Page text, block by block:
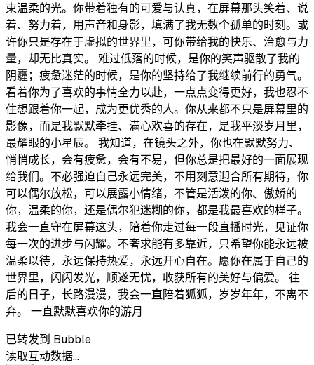
束温柔的光。你带着独有的可爱与认真，在屏幕那头笑着、说
着、努力着，用声音和身影，填满了我无数个孤单的时刻。或
许你只是存在于虚拟的世界里，可你带给我的快乐、治愈与力
量，却无比真实。 难过低落的时候，是你的笑声驱散了我的
阴霾；疲惫迷茫的时候，是你的坚持给了我继续前行的勇气。
看着你为了喜欢的事情全力以赴，一点点变得更好，我也忍不
住想跟着你一起，成为更优秀的人。你从来都不只是屏幕里的
影像，而是我默默牵挂、满心欢喜的存在，是我平淡岁月里，
最耀眼的小星辰。 我知道，在镜头之外，你也在默默努力、
悄悄成长，会有疲惫，会有不易，但你总是把最好的一面展现
给我们。不必强迫自己永远完美，不用刻意迎合所有期待，你
可以偶尔放松，可以展露小情绪，不管是活泼的你、傲娇的
你，温柔的你，还是偶尔犯迷糊的你，都是我最喜欢的样子。
我会一直守在屏幕这头，陪着你走过每一段直播时光，见证你
每一次的进步与闪耀。不奢求能有多靠近，只希望你能永远被
温柔以待，永远保持热爱，永远开心自在。愿你在属于自己的
世界里，闪闪发光，顺遂无忧，收获所有的美好与偏爱。 往
后的日子，长路漫漫，我会一直陪着狐狐，岁岁年年，不离不
弃。 一直默默喜欢你的游月
已转发到 Bubble
读取互动数据…